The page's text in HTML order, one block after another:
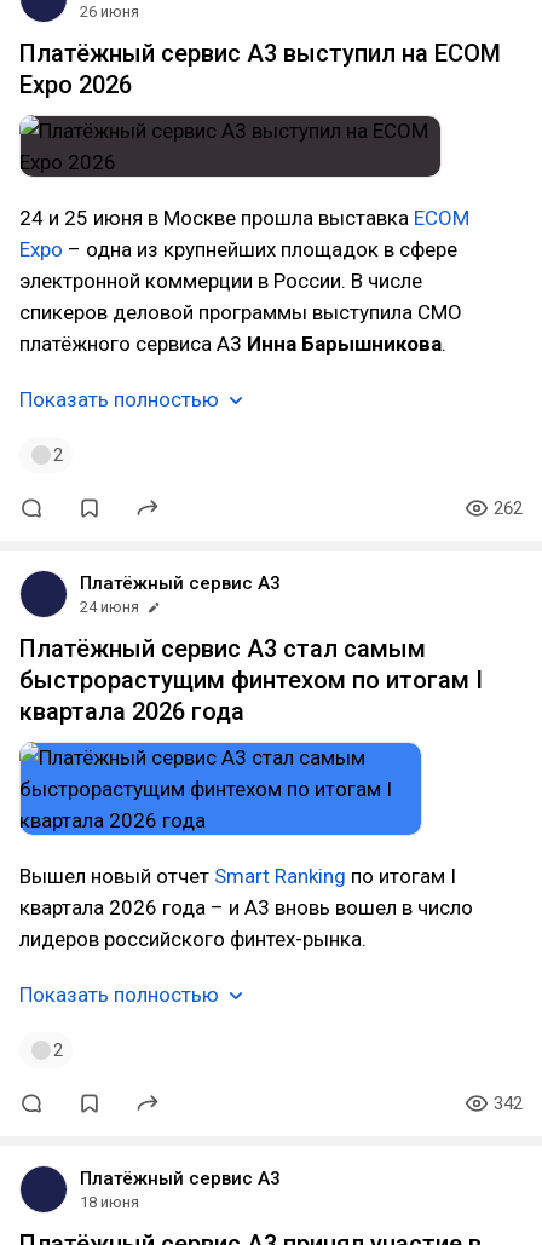
26 июня
Платёжный сервис А3 выступил на ECOM
Expo 2026
24 и 25 июня в Москве прошла выставка ECOM
Expo – одна из крупнейших площадок в сфере
электронной коммерции в России. В числе
спикеров деловой программы выступила CMO
платёжного сервиса А3 Инна Барышникова.
Показать полностью
2
262
Платёжный сервис А3
24 июня
Платёжный сервис А3 стал самым
быстрорастущим финтехом по итогам I
квартала 2026 года
Вышел новый отчет Smart Ranking по итогам I
квартала 2026 года – и А3 вновь вошел в число
лидеров российского финтех-рынка.
Показать полностью
2
342
Платёжный сервис А3
18 июня